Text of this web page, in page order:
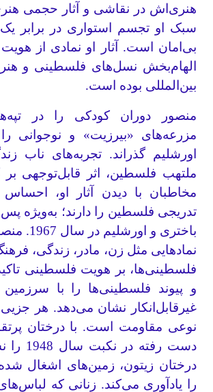
هنری‌اش در نقاشی و آثار حجمی
سبک او تجسم استواری در برابر
بی‌امان است. آثار او نمادی از
الهام‌بخش نسل‌های فلسطینی و
بین‌المللی بوده است.
منصور دوران کودکی را در
مزرعه‌های «بیرزیت» و نوجوانی
اورشلیم گذراند. تجربه‌های ناب
ملتهب فلسطین، اثر قابل‌توجهی
مخاطبان با دیدن آثار او،
تدریجی فلسطین را دارند؛ به‌ویژه پس
باختری و
نمادهایی مثل زن، مادر، زندگی،
فلسطینی‌ها، بر هویت فلسطینی
و پیوند فلسطینی‌ها را با
غیرقابل‌انکار نشان می‌دهد. هر جزیی
نوعی مقاومت است. با درختان
دست
را یادآوری می‌کند. زنانی که